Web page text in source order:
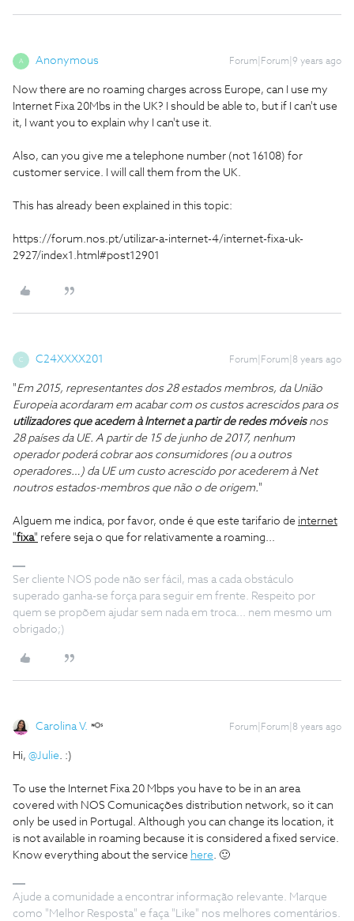
A Anonymous Forum|Forum|9 years ago
Now there are no roaming charges across Europe, can I use my
Internet Fixa 20Mbs in the UK? I should be able to, but if I can't use
it, I want you to explain why I can't use it.
Also, can you give me a telephone number (not 16108) for
customer service. I will call them from the UK.
This has already been explained in this topic:
https://forum.nos.pt/utilizar-a-internet-4/internet-fixa-uk-
2927/index1.html#post12901
C C24XXXX201 Forum|Forum|8 years ago
"Em 2015, representantes dos 28 estados membros, da União
Europeia acordaram em acabar com os custos acrescidos para os
utilizadores que acedem à Internet a partir de redes móveisnos
28 países da UE. A partir de 15 de junho de 2017, nenhum
operador poderá cobrar aos consumidores (ou a outros
operadores…) da UE um custo acrescido por acederem à Net
noutros estados-membros que não o de origem."
Alguem me indica, por favor, onde é que este tarifario de internet
"fixa" refere seja o que for relativamente a roaming...
Ser cliente NOS pode não ser fácil, mas a cada obstáculo
superado ganha-se força para seguir em frente. Respeito por
quem se propõem ajudar sem nada em troca... nem mesmo um
obrigado;)
Carolina V. Forum|Forum|8 years ago
Hi, @Julie. :)
To use the Internet Fixa 20 Mbps you have to be in an area
covered with NOS Comunicações distribution network, so it can
only be used in Portugal. Although you can change its location, it
is not available in roaming because it is considered a fixed service.
Know everything about the service here. 🙂
Ajude a comunidade a encontrar informação relevante. Marque
como "Melhor Resposta" e faça "Like" nos melhores comentários.